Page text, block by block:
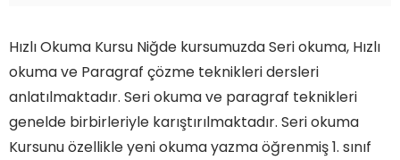
Hızlı Okuma Kursu Niğde kursumuzda Seri okuma, Hızlı
okuma ve Paragraf çözme teknikleri dersleri
anlatılmaktadır. Seri okuma ve paragraf teknikleri
genelde birbirleriyle karıştırılmaktadır. Seri okuma
Kursunu özellikle yeni okuma yazma öğrenmiş 1. sınıf